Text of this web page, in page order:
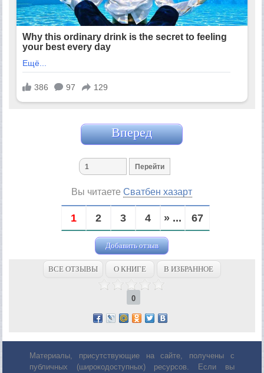
Вперед
Вы читаетеСватбен хазарт
1 2 3 4 » ... 67
Добавить отзыв
ВСЕ ОТЗЫВЫ О КНИГЕ В ИЗБРАННОЕ
0
Материалы, присутствующие на сайте, получены с
публичных (широкодоступных) ресурсов. Если вы